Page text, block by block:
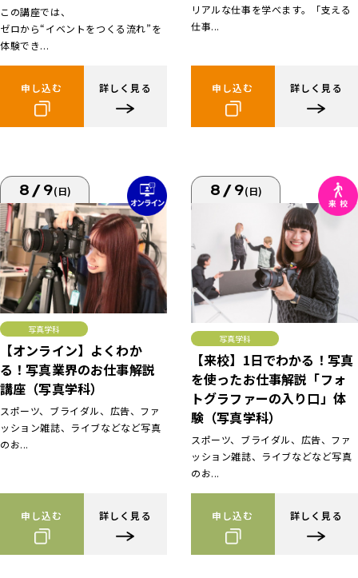
この講座では、
ゼロから“イベントをつくる流れ”を
体験でき...
申し込む 詳しく見る
リアルな仕事を学べます。「支える
仕事...
申し込む 詳しく見る
8/9(日)
写真学科
【オンライン】よくわか
る！写真業界のお仕事解説
講座（写真学科）
スポーツ、ブライダル、広告、ファ
ッション雑誌、ライブなどなど写真
のお...
申し込む 詳しく見る
8/9(日)
写真学科
【来校】1日でわかる！写真
を使ったお仕事解説「フォ
トグラファーの入り口」体
験（写真学科）
スポーツ、ブライダル、広告、ファ
ッション雑誌、ライブなどなど写真
のお...
申し込む 詳しく見る